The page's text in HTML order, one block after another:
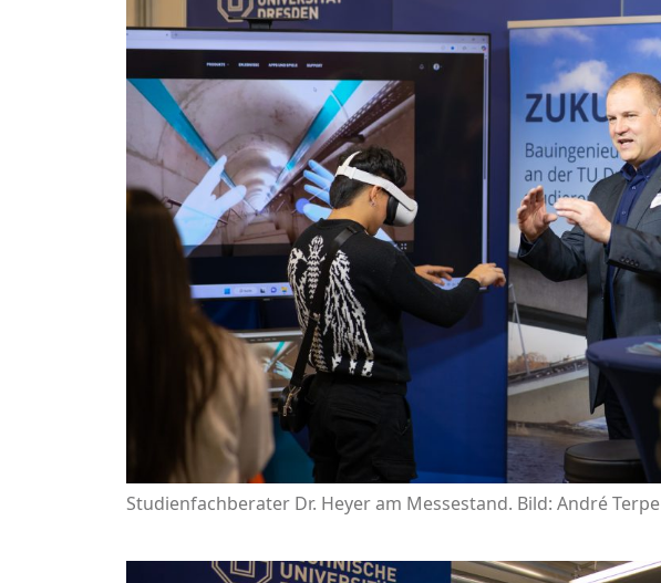
Studienfachberater Dr. Heyer am Messestand. Bild: André Terpe